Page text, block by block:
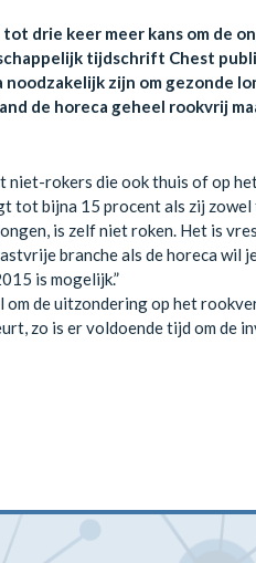
drie keer meer kans om de
tijdschrift Chest
zijn om gezonde
de horeca geheel rookvrij
rokers die ook thuis of op
tot bijna 15 procent als zij
is zelf niet roken. Het is
branche als de horeca wil
is mogelijk.”
de uitzondering op het
zo is er voldoende tijd om de